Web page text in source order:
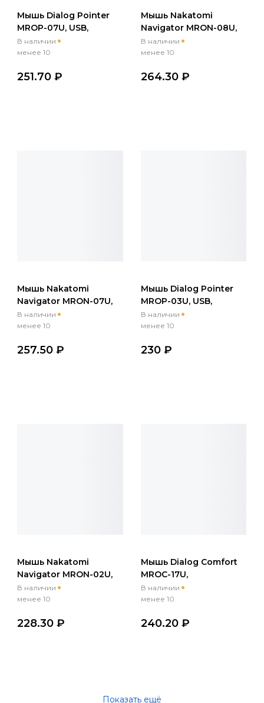
Мышь Dialog Pointer
MROP-07U, USB,
беспр.,опт.,3кн.,
800dpi, черный
В наличии
менее 10
251.70 ₽
Мышь Nakatomi
Navigator MRON-08U,
USB, беспр.,опт.,6кн.,
800-1600dpi, черный
В наличии
менее 10
264.30 ₽
Мышь Nakatomi
Navigator MRON-07U,
USB, беспр.,опт.,6кн.,
400-1600dpi, черный
В наличии
менее 10
257.50 ₽
Мышь Dialog Pointer
MROP-03U, USB,
беспр.,опт.,4кн., 800-
1600dpi, черный
В наличии
менее 10
230 ₽
Мышь Nakatomi
Navigator MRON-02U,
USB, беспр.,опт.,3кн.,
1200dpi, черный
В наличии
менее 10
228.30 ₽
Мышь Dialog Comfort
MROC-17U,
беспр.,опт.,3кн.,
1200dpi, черный
В наличии
менее 10
240.20 ₽
Показать ещё